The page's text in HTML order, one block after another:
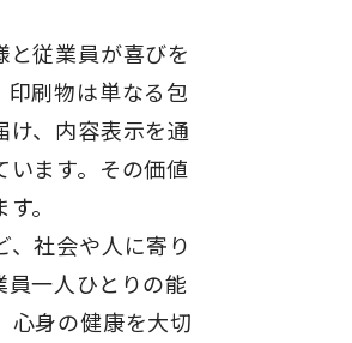
従業員が喜びを
刷物は単なる包
、内容表示を通
います。その価値
。
社会や人に寄り
一人ひとりの能
心身の健康を大切